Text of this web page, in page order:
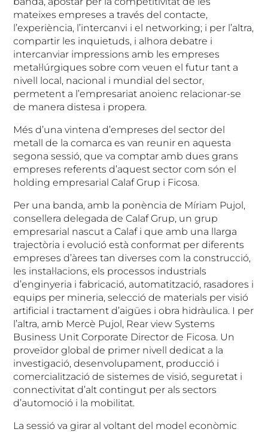
mateixes empreses a través del contacte,
l’experiència, l’intercanvi i el networking; i per l’altra,
compartir les inquietuds, i alhora debatre i
intercanviar impressions amb les empreses
metal·lúrgiques sobre com veuen el futur tant a
nivell local, nacional i mundial del sector,
permetent a l’empresariat anoienc relacionar-se
de manera distesa i propera.
Més d’una vintena d’empreses del sector del
metall de la comarca es van reunir en aquesta
segona sessió, que va comptar amb dues grans
empreses referents d’aquest sector com són el
holding empresarial Calaf Grup i Ficosa.
Per una banda, amb la ponència de Míriam Pujol,
consellera delegada de Calaf Grup, un grup
empresarial nascut a Calaf i que amb una llarga
trajectòria i evolució està conformat per diferents
empreses d’àrees tan diverses com la construcció,
les instal·lacions, els processos industrials
d’enginyeria i fabricació, automatització, rasadores i
equips per mineria, selecció de materials per visió
artificial i tractament d’aigües i obra hidràulica. I per
l’altra, amb Mercè Pujol, Rear view Systems
Business Unit Corporate Director de Ficosa. Un
proveïdor global de primer nivell dedicat a la
investigació, desenvolupament, producció i
comercialització de sistemes de visió, seguretat i
connectivitat d’alt contingut per als sectors
d’automoció i la mobilitat.
La sessió va girar al voltant del model econòmic